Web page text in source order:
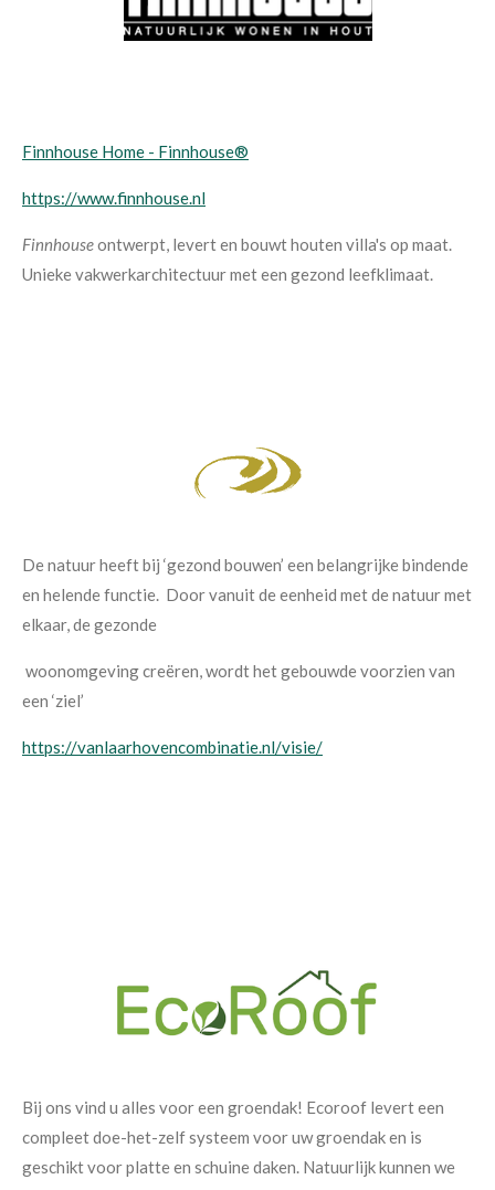
Finnhouse Home - Finnhouse®
https://www.finnhouse.nl
Finnhouseontwerpt, levert en bouwt houten villa's op maat.
Unieke vakwerkarchitectuur met een gezond leefklimaat.
De natuur heeft bij ‘gezond bouwen’ een belangrijke bindende
en helende functie. Door vanuit de eenheid met de natuur met
elkaar, de gezonde
woonomgeving creëren, wordt het gebouwde voorzien van
een ‘ziel’
https://vanlaarhovencombinatie.nl/visie/
Bij ons vind u alles voor een groendak! Ecoroof levert een
compleet doe-het-zelf systeem voor uw groendak en is
geschikt voor platte en schuine daken. Natuurlijk kunnen we